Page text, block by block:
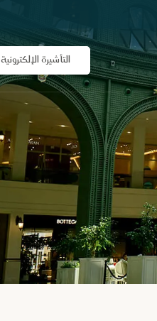
التأشيرة الإلكترونية